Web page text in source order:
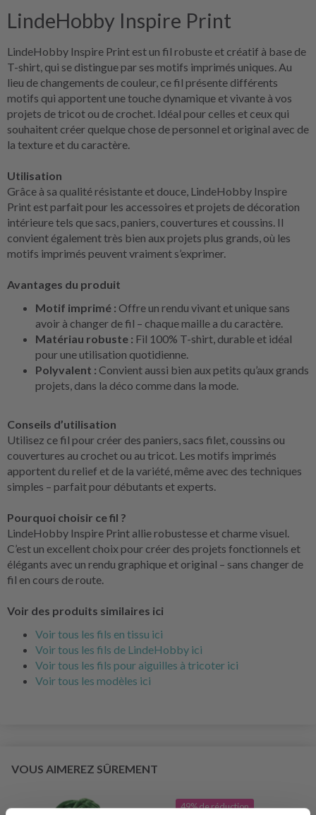
LindeHobby Inspire Print
LindeHobby Inspire Print est un fil robuste et créatif à base de
T-shirt, qui se distingue par ses motifs imprimés uniques. Au
lieu de changements de couleur, ce fil présente différents
motifs qui apportent une touche dynamique et vivante à vos
projets de tricot ou de crochet. Idéal pour celles et ceux qui
souhaitent créer quelque chose de personnel et original avec de
la texture et du caractère.
Utilisation
Grâce à sa qualité résistante et douce, LindeHobby Inspire
Print est parfait pour les accessoires et projets de décoration
intérieure tels que sacs, paniers, couvertures et coussins. Il
convient également très bien aux projets plus grands, où les
motifs imprimés peuvent vraiment s’exprimer.
Avantages du produit
Motif imprimé : Offre un rendu vivant et unique sans
avoir à changer de fil – chaque maille a du caractère.
Matériau robuste : Fil 100% T-shirt, durable et idéal
pour une utilisation quotidienne.
Polyvalent : Convient aussi bien aux petits qu’aux grands
projets, dans la déco comme dans la mode.
Conseils d’utilisation
Utilisez ce fil pour créer des paniers, sacs filet, coussins ou
couvertures au crochet ou au tricot. Les motifs imprimés
apportent du relief et de la variété, même avec des techniques
simples – parfait pour débutants et experts.
Pourquoi choisir ce fil ?
LindeHobby Inspire Print allie robustesse et charme visuel.
C’est un excellent choix pour créer des projets fonctionnels et
élégants avec un rendu graphique et original – sans changer de
fil en cours de route.
Voir des produits similaires ici
Voir tous les fils en tissu ici
Voir tous les fils de LindeHobby ici
Voir tous les fils pour aiguilles à tricoter ici
Voir tous les modèles ici
VOUS AIMEREZ SÛREMENT
49% de réduction